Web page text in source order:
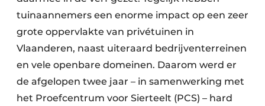
tuinaannemers een enorme impact op een zeer
grote oppervlakte van privétuinen in
Vlaanderen, naast uiteraard bedrijventerreinen
en vele openbare domeinen. Daarom werd er
de afgelopen twee jaar – in samenwerking met
het Proefcentrum voor Sierteelt (PCS) – hard